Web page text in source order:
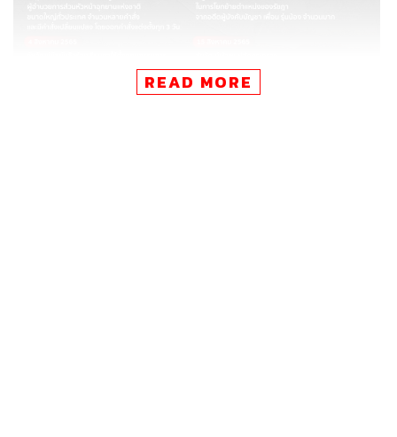
READ MORE